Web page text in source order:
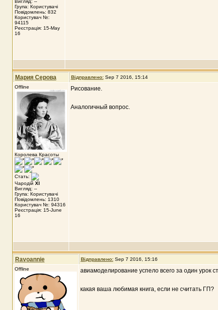
Вигляд: --
Група: Користувачі
Повідомлень: 832
Користувач №:
94115
Реєстрація: 15-May
16
Мария Серова Відправлено: Sep 7 2016, 15:14
Offline
Королева Красоты
Стать:
Чародій XI
Вигляд: --
Група: Користувачі
Повідомлень: 1310
Користувач №: 94316
Реєстрація: 15-June
16
Рисование.
Аналогичный вопрос.
Ravoannie Відправлено: Sep 7 2016, 15:16
Offline
авиамоделирование успело всего за один урок
какая ваша любимая книга, если не считать ГП?